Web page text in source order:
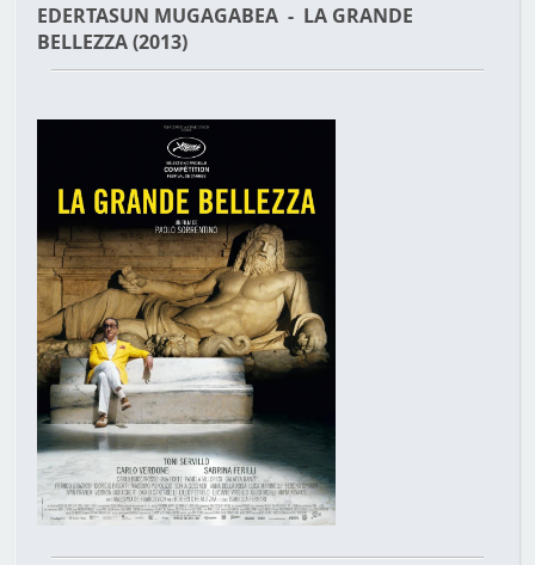
EDERTASUN MUGAGABEA - LA GRANDE
BELLEZZA (2013)